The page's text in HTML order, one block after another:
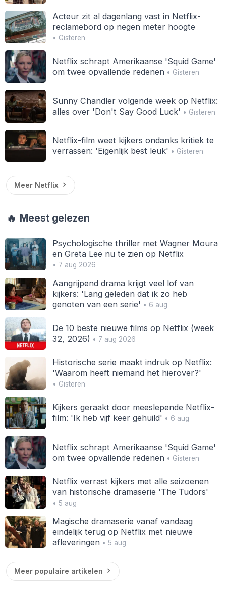
Acteur zit al dagenlang vast in Netflix-
reclamebord op negen meter hoogte
• Gisteren
Netflix schrapt Amerikaanse 'Squid Game'
om twee opvallende redenen• Gisteren
Sunny Chandler volgende week op Netflix:
alles over 'Don't Say Good Luck' • Gisteren
Netflix-film weet kijkers ondanks kritiek te
verrassen: 'Eigenlijk best leuk' • Gisteren
Meer Netflix
🔥 Meest gelezen
Psychologische thriller met Wagner Moura
en Greta Lee nu te zien op Netflix
• 7 aug 2026
Aangrijpend drama krijgt veel lof van
kijkers: 'Lang geleden dat ik zo heb
genoten van een serie' • 6 aug
De 10 beste nieuwe films op Netflix (week
32, 2026) • 7 aug 2026
Historische serie maakt indruk op Netflix:
'Waarom heeft niemand het hierover?'
• Gisteren
Kijkers geraakt door meeslepende Netflix-
film: 'Ik heb vijf keer gehuild' • 6 aug
Netflix schrapt Amerikaanse 'Squid Game'
om twee opvallende redenen• Gisteren
Netflix verrast kijkers met alle seizoenen
van historische dramaserie 'The Tudors'
• 5 aug
Magische dramaserie vanaf vandaag
eindelijk terug op Netflix met nieuwe
afleveringen• 5 aug
Meer populaire artikelen